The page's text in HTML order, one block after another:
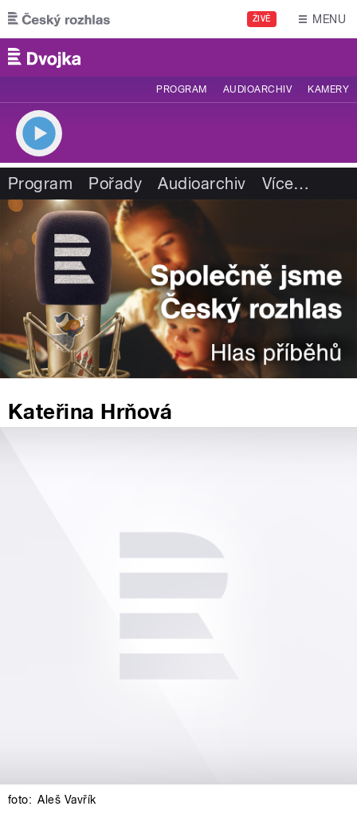
Přejít k hlavnímu obsahu
ŽIVĚ MENU
PROGRAM AUDIOARCHIV KAMERY
Program Pořady Audioarchiv Více…
Kateřina Hrňová
foto: Aleš Vavřík